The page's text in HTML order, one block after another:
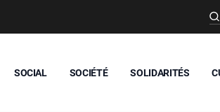
SOCIAL SOCIÉTÉ SOLIDARITÉS